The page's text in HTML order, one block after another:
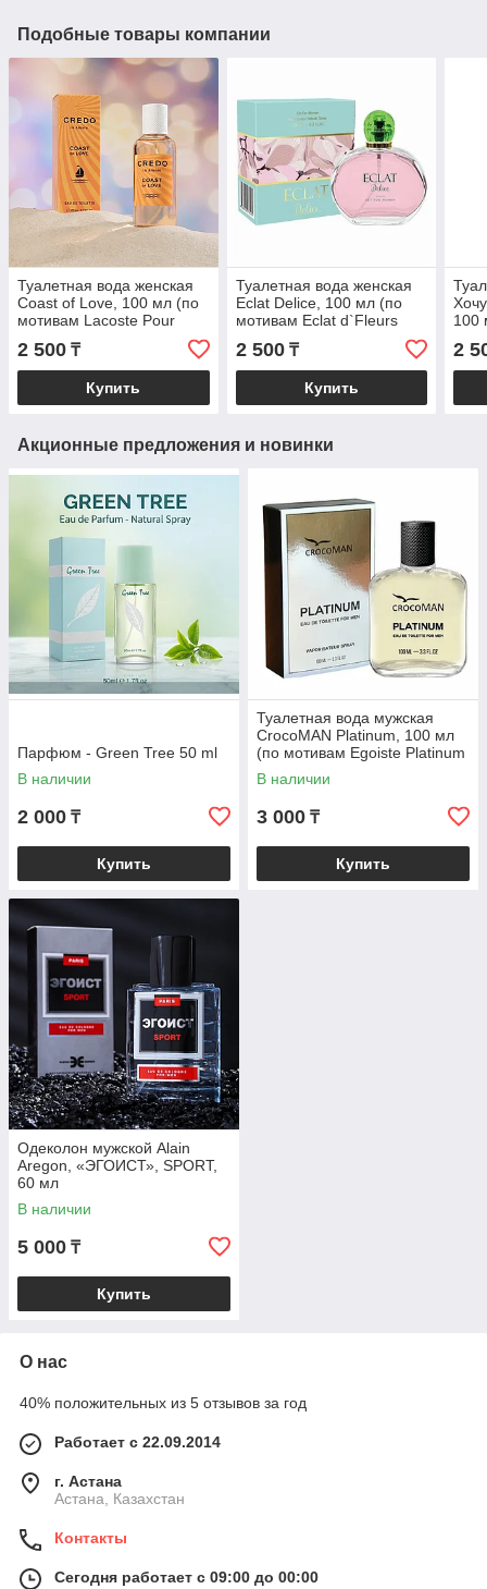
Подобные товары компании
Туалетная вода женская
Coast of Love, 100 мл (по
мотивам Lacoste Pour
Femme (Lacoste)
2 500 ₸
Купить
Туалетная вода женская
Eclat Delice, 100 мл (по
мотивам Eclat d`Fleurs
(Lanvin)
2 500₸
Купить
100
2
Акционные предложения и новинки
Парфюм - Green Tree 50 ml
В наличии
2 000 ₸
Купить
Туалетная вода мужская
CrocoMAN Platinum, 100 мл
(по мотивам Egoiste Platinum
(Chanel)
В наличии
3 000 ₸
Купить
Одеколон мужской Alain
Aregon, «ЭГОИСТ», SPORT,
60 мл
В наличии
5 000 ₸
Купить
О нас
40% положительных из 5 отзывов за год
Работает с 22.09.2014
г. Астана
Астана, Казахстан
Контакты
Сегодня работает с 09:00 до 00:00